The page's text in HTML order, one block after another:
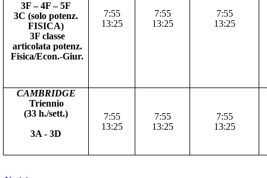
3F – 4F – 5F
3C (solo potenz.
FISICA)
3F classe
articolata potenz.
Fisica/Econ.-Giur.
7:55
13:25
7:55
13:25
7:55
13:25
CAMBRIDGE
Triennio
(33 h./sett.)
3A - 3D
7:55
13:25
7:55
13:25
7:55
13:25